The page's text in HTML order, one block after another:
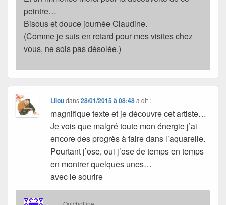
peintre…
Bisous et douce journée Claudine.
(Comme je suis en retard pour mes visites chez
vous, ne sois pas désolée.)
Liloudans28/01/2015 à 08:48 a dit :
magnifique texte et je découvre cet artiste…
Je vois que malgré toute mon énergie j’ai
encore des progrès à faire dans l’aquarelle.
Pourtant j’ose, oui j’ose de temps en temps
en montrer quelques unes…
avec le sourire